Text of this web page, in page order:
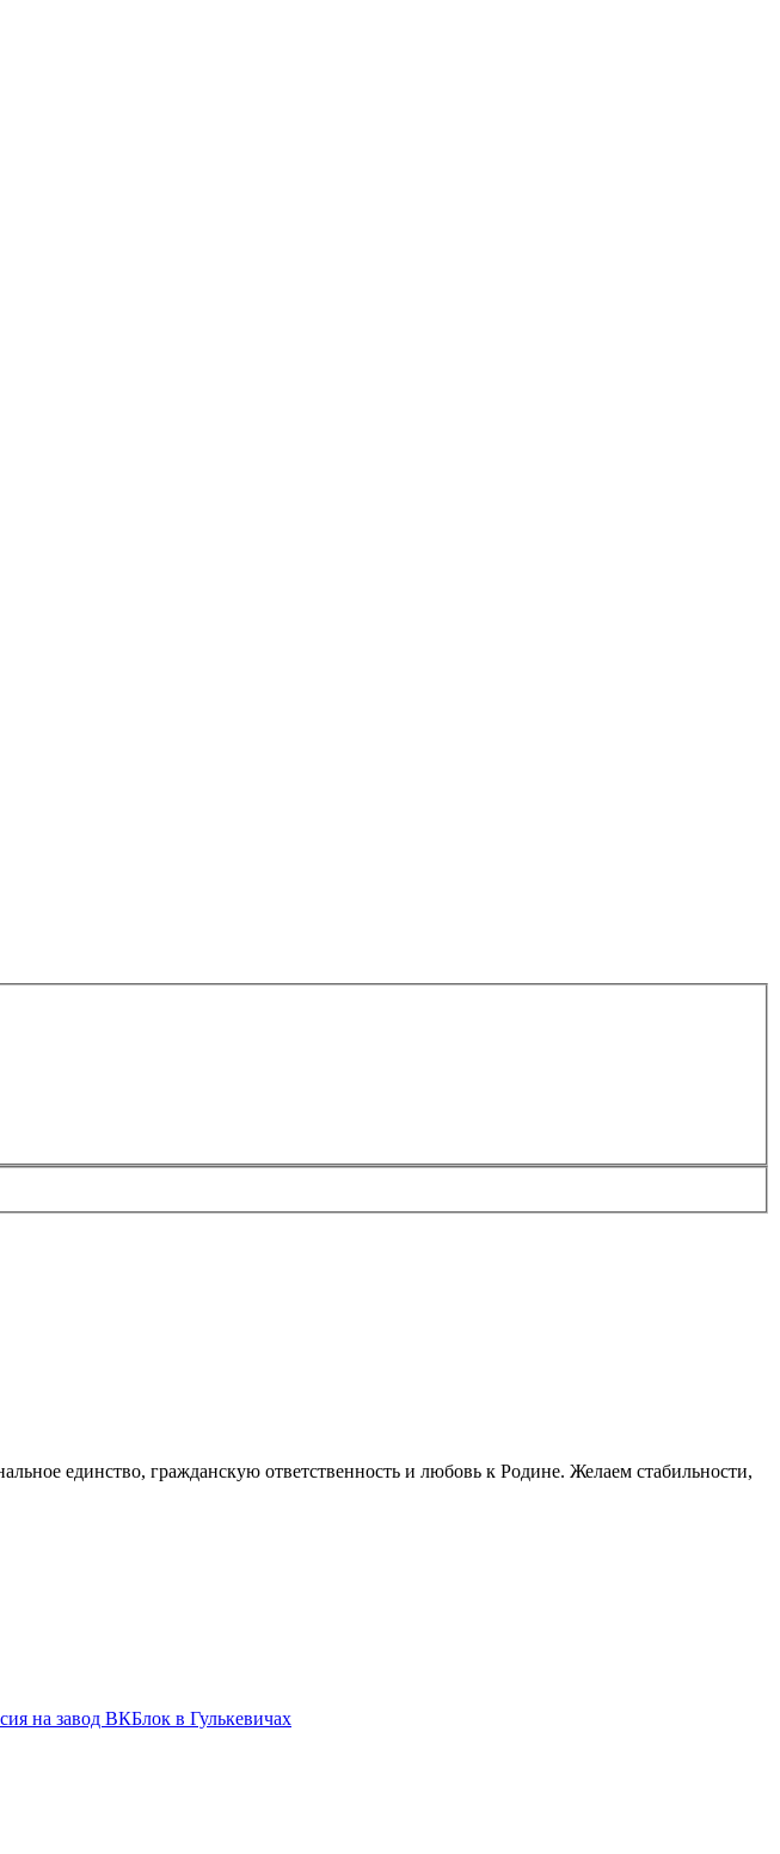
единство, гражданскую ответственность и любовь к Родине. Желаем стабильности,
на завод ВКБлок в Гулькевичах